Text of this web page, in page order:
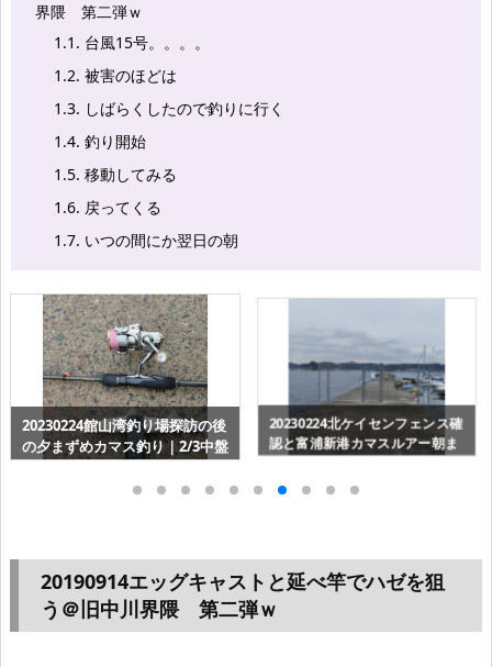
界隈 第二弾ｗ
1.1. 台風15号。。。。
1.2. 被害のほどは
1.3. しばらくしたので釣りに行く
1.4. 釣り開始
1.5. 移動してみる
1.6. 戻ってくる
1.7. いつの間にか翌日の朝
20230224北ケイセンフェンス確
認と富浦新港カマスルアー朝ま
ずめ｜1/3前半戦
20230113カマス調査で大逆転～
北ケイセンの夕まずめ＠富浦新
港
20190914エッグキャストと延べ竿でハゼを狙
う＠旧中川界隈 第二弾ｗ